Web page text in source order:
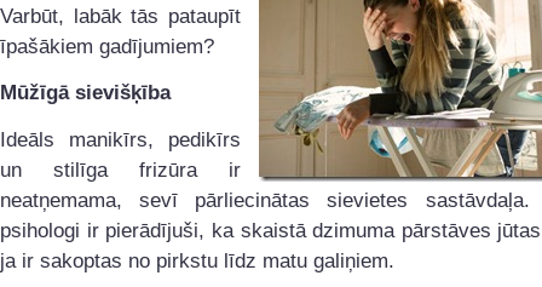
Varbūt, labāk tās pataupīt
īpašākiem gadījumiem?
Mūžīgā sievišķība
Ideāls manikīrs, pedikīrs
un stilīga frizūra ir
neatņemama, sevī pārliecinātas sievietes
psihologi ir pierādījuši, ka skaistā dzimuma pārstāves
ja ir sakoptas no pirkstu līdz matu galiņiem.